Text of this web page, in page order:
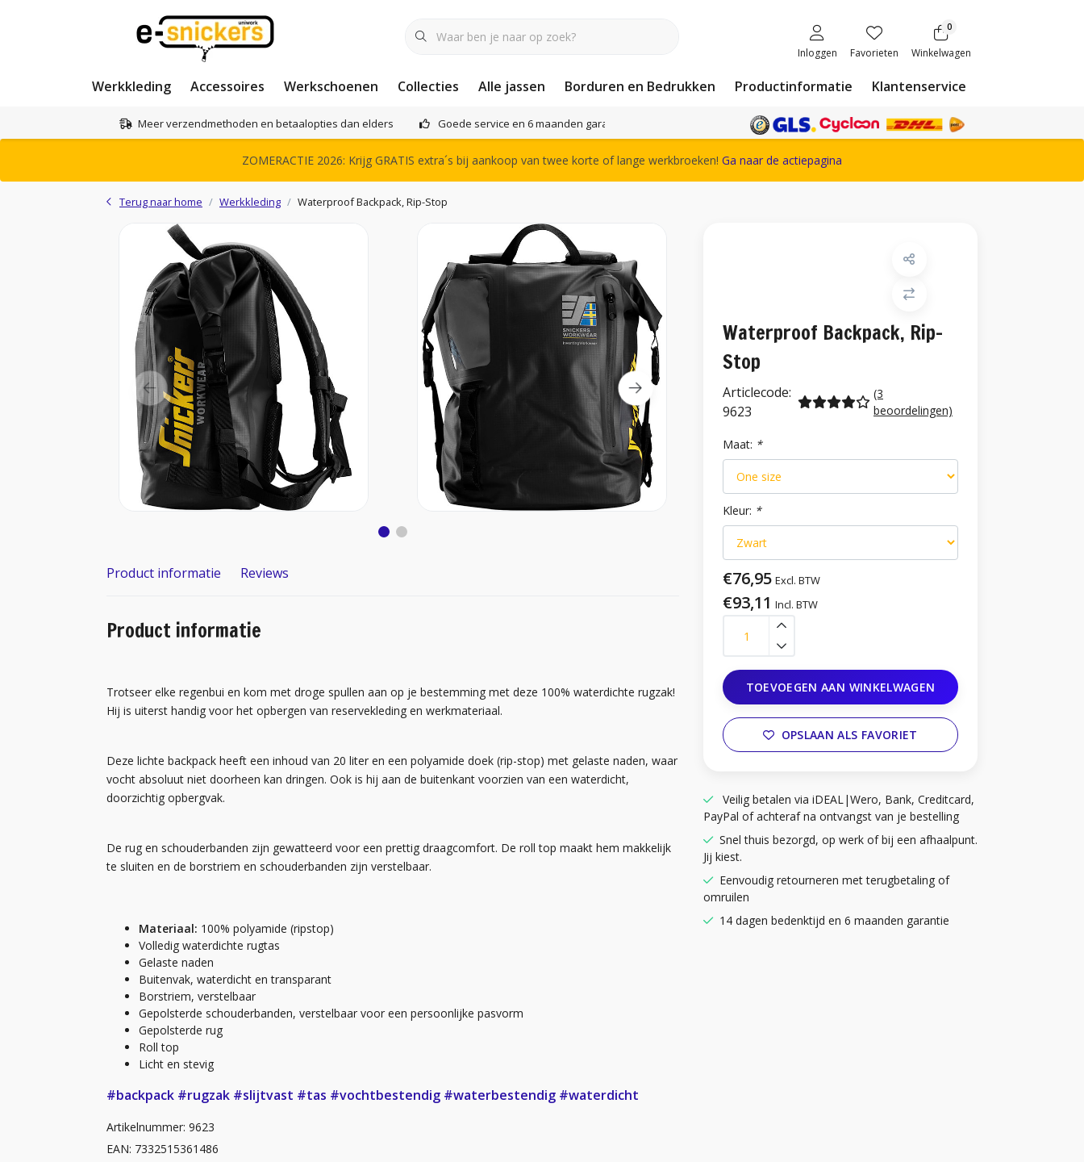
Inloggen Favorieten
0
Winkelwagen
Werkkleding Accessoires Werkschoenen Collecties Alle jassen Borduren en Bedrukken Productinformatie Klantenservice
Meer verzendmethoden en betaalopties dan elders Goede service en 6 maanden garantie Het complete Snickers Workwear assortiment
ZOMERACTIE 2026: Krijg GRATIS extra´s bij aankoop van twee korte of lange werkbroeken! Ga naar de actiepagina
Terug naar home Werkkleding Waterproof Backpack, Rip-Stop
Waterproof Backpack, Rip-
Stop
Articlecode:
9623
(3
beoordelingen)
Maat: *
Kleur: *
€76,95 Excl. BTW
€93,11 Incl. BTW
TOEVOEGEN AAN WINKELWAGEN
OPSLAAN ALS FAVORIET
Veilig betalen via iDEAL|Wero, Bank, Creditcard,
PayPal of achteraf na ontvangst van je bestelling
Snel thuis bezorgd, op werk of bij een afhaalpunt.
Jij kiest.
Eenvoudig retourneren met terugbetaling of
omruilen
14 dagen bedenktijd en 6 maanden garantie
Product informatie Reviews
Product informatie
Trotseer elke regenbui en kom met droge spullen aan op je bestemming met deze 100% waterdichte rugzak!
Hij is uiterst handig voor het opbergen van reservekleding en werkmateriaal.
Deze lichte backpack heeft een inhoud van 20 liter en een polyamide doek (rip-stop) met gelaste naden, waar
vocht absoluut niet doorheen kan dringen. Ook is hij aan de buitenkant voorzien van een waterdicht,
doorzichtig opbergvak.
De rug en schouderbanden zijn gewatteerd voor een prettig draagcomfort. De roll top maakt hem makkelijk
te sluiten en de borstriem en schouderbanden zijn verstelbaar.
Materiaal: 100% polyamide (ripstop)
Volledig waterdichte rugtas
Gelaste naden
Buitenvak, waterdicht en transparant
Borstriem, verstelbaar
Gepolsterde schouderbanden, verstelbaar voor een persoonlijke pasvorm
Gepolsterde rug
Roll top
Licht en stevig
#backpack #rugzak #slijtvast #tas #vochtbestendig #waterbestendig #waterdicht
Artikelnummer: 9623
EAN: 7332515361486